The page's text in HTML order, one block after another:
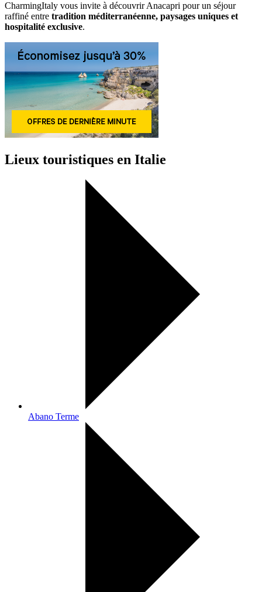
CharmingItaly vous invite à découvrir Anacapri pour un séjour
raffiné entre tradition méditerranéenne, paysages uniques et
hospitalité exclusive.
Lieux touristiques en Italie
Abano Terme